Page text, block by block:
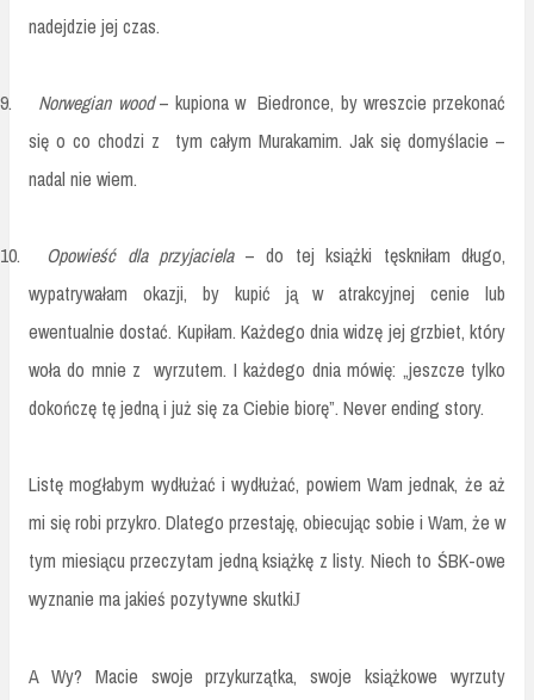
nadejdzie jej czas.
9. Norwegian wood– kupiona w Biedronce, by wreszcie przekonać
się o co chodzi z tym całym Murakamim. Jak się domyślacie –
nadal nie wiem.
10. Opowieść dla przyjaciela– do tej książki tęskniłam długo,
wypatrywałam okazji, by kupić ją w atrakcyjnej cenie lub
ewentualnie dostać. Kupiłam. Każdego dnia widzę jej grzbiet, który
woła do mnie z wyrzutem. I każdego dnia mówię: „jeszcze tylko
dokończę tę jedną i już się za Ciebie biorę”. Never ending story.
Listę mogłabym wydłużać i wydłużać, powiem Wam jednak, że aż
mi się robi przykro. Dlatego przestaję, obiecując sobie i Wam, że w
tym miesiącu przeczytam jedną książkę z listy. Niech to ŚBK-owe
wyznanie ma jakieś pozytywne skutkiJ
A Wy? Macie swoje przykurzątka, swoje książkowe wyrzuty